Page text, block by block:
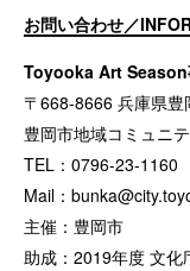
お問い合わせ／
Toyooka Art Season
〒668-8666 兵庫県
豊岡市地域コミュニ
TEL：0796-23-1160
Mail：
主催：豊岡市
助成：2019年度 文化